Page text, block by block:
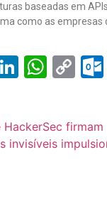
baseadas em
como as empresas
LinkedIn